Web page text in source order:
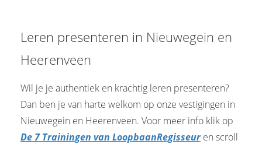
Leren presenteren in Nieuwegein en
Heerenveen
Wil je je authentiek en krachtig leren presenteren?
Dan ben je van harte welkom op onze vestigingen in
Nieuwegein en Heerenveen. Voor meer info klik op
De 7 Trainingen van LoopbaanRegisseuren scroll